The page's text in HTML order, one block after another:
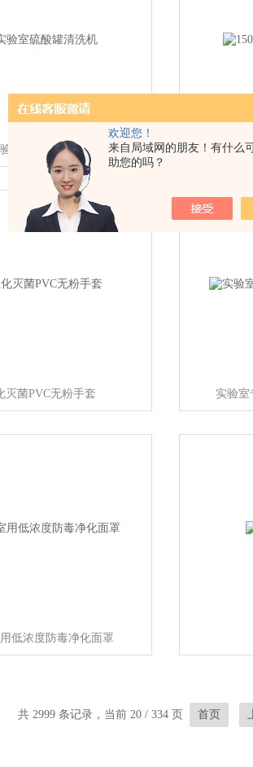
欢迎您！
来自局域网的朋友！有什么
助您的吗？
室硫酸罐清洗机
灭菌PVC无粉手套 实验室
低浓度防毒净化面罩
共 2999 条记录，当前 20 / 334 页 首页